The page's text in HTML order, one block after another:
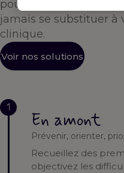
pour vous
jamais se substituer à
clinique.
Voir nos solutions
1
En amont
Prévenir, orienter,
Recueillez des
objectivez les